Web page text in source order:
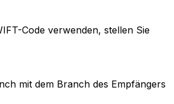
Code verwenden, stellen Sie
mit dem Branch des Empfängers